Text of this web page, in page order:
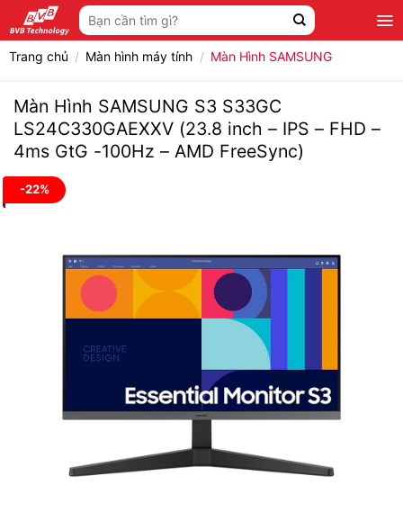
qua
nội
Tìm
kiếm:
Trang chủ / Màn hình máy tính / Màn Hình SAMSUNG
Màn Hình SAMSUNG S3 S33GC
LS24C330GAEXXV (23.8 inch – IPS – FHD –
4ms GtG -100Hz – AMD FreeSync)
-22%